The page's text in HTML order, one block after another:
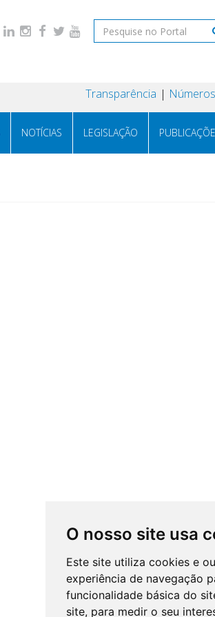
O nosso site usa
Este site utiliza cookies e
experiência de navegação
funcionalidade básica do
site, para medir o seu
Transparência
NOTÍCIAS LEGISLAÇÃO